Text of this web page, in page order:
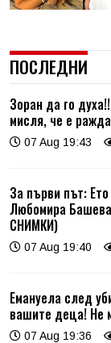
ПОСЛЕДНИ
Зоран да го
мисля, че е
07 Aug 19:43
За първи път:
Любомира
СНИМКИ)
07 Aug 19:40
Емануела след
вашите деца! Не
07 Aug 19:36